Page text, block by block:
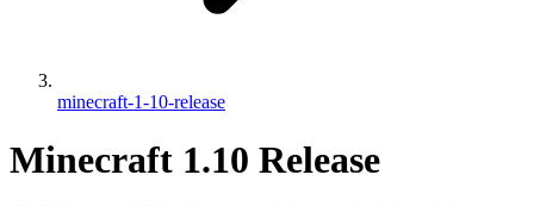
minecraft-1-10-release
Minecraft 1.10 Release